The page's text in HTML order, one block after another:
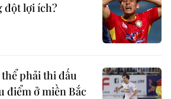
đột lợi ích?
thể phải thi đấu
điểm ở miền Bắc